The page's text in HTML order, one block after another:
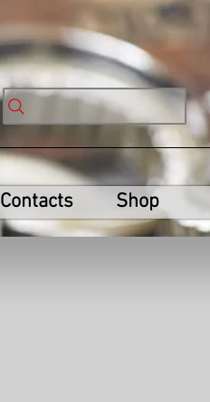
Contacts Shop